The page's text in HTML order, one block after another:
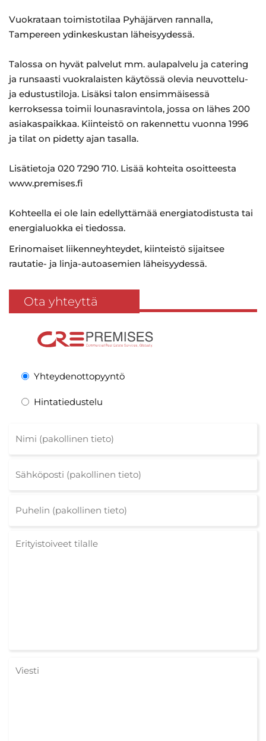
Vuokrataan toimistotilaa Pyhäjärven rannalla,
Tampereen ydinkeskustan läheisyydessä.
Talossa on hyvät palvelut mm. aulapalvelu ja catering
ja runsaasti vuokralaisten käytössä olevia neuvottelu-
ja edustustiloja. Lisäksi talon ensimmäisessä
kerroksessa toimii lounasravintola, jossa on lähes 200
asiakaspaikkaa. Kiinteistö on rakennettu vuonna 1996
ja tilat on pidetty ajan tasalla.
Lisätietoja 020 7290 710. Lisää kohteita osoitteesta
www.premises.fi
Kohteella ei ole lain edellyttämää energiatodistusta tai
energialuokka ei tiedossa.
Erinomaiset liikenneyhteydet, kiinteistö sijaitsee
rautatie- ja linja-autoasemien läheisyydessä.
Ota yhteyttä
Yhteydenottopyyntö
Hintatiedustelu